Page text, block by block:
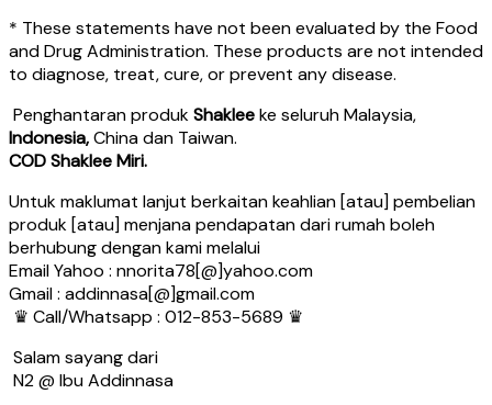
* These statements have not been evaluated by the Food
and Drug Administration. These products are not intended
to diagnose, treat, cure, or prevent any disease.
Penghantaran produkShakleeke seluruh Malaysia,
Indonesia,China dan Taiwan.
COD Shaklee Miri.
Untuk maklumat lanjut berkaitan keahlian [atau] pembelian
produk [atau] menjana pendapatan dari rumah boleh
berhubung dengan kami melalui
Email Yahoo : nnorita78[@]yahoo.com
Gmail : addinnasa[@]gmail.com
♛ Call/Whatsapp : 012-853-5689 ♛
Salam sayang dari
N2 @ Ibu Addinnasa